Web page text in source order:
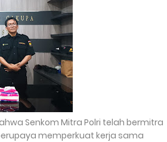
Senkom Mitra Polri telah bermitra
memperkuat kerja sama